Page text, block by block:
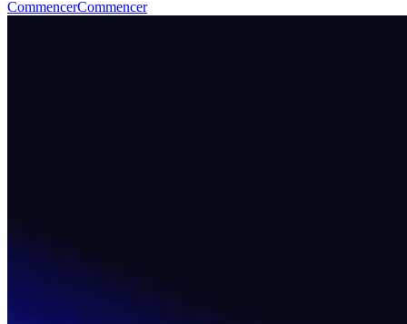
CommencerCommencer